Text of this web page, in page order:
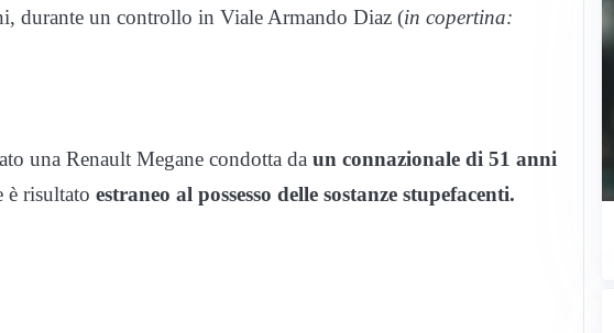
durante un controllo in Viale Armando Diaz (in copertina:
una Renault Megane condotta da un connazionale di 51 anni
è risultato estraneo al possesso delle sostanze stupefacenti.